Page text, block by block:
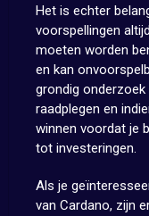
Het is echter
voorspellingen
moeten worden
en kan
grondig
raadplegen en
winnen voordat je
tot investeringen.
Als je
van Cardano, zijn